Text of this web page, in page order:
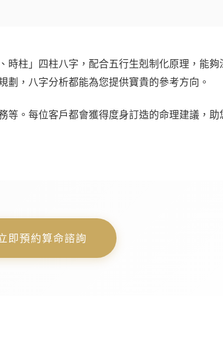
柱」四柱八字，配合五行生剋制化原理，能夠
，八字分析都能為您提供寶貴的參考方向。
。每位客戶都會獲得度身訂造的命理建議，助
即預約算命諮詢